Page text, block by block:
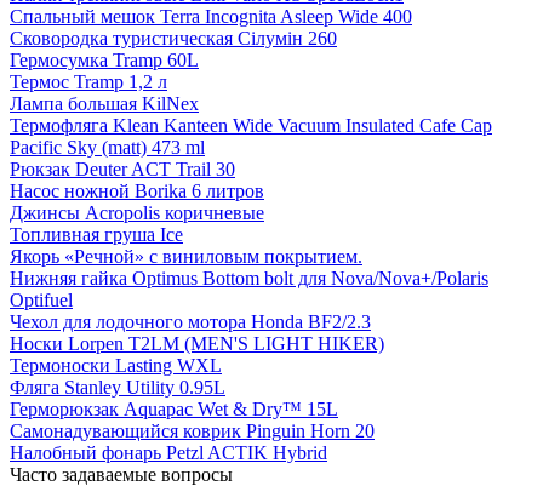
Спальный мешок Terra Incognita Asleep Wide 400
Сковородка туристическая Сілумін 260
Гермосумка Tramp 60L
Термос Tramp 1,2 л
Лампа большая KilNex
Термофляга Klean Kanteen Wide Vacuum Insulated Cafe Cap
Pacific Sky (matt) 473 ml
Рюкзак Deuter ACT Trail 30
Насос ножной Borika 6 литров
Джинсы Acropolis коричневые
Топливная груша Ice
Якорь «Речной» с виниловым покрытием.
Нижняя гайка Optimus Bottom bolt для Nova/Nova+/Polaris
Optifuel
Чехол для лодочного мотора Honda BF2/2.3
Носки Lorpen T2LM (MEN'S LIGHT HIKER)
Термоноски Lasting WXL
Фляга Stanley Utility 0.95L
Герморюкзак Aquapac Wet & Dry™ 15L
Самонадувающийся коврик Pinguin Horn 20
Налобный фонарь Petzl ACTIK Hybrid
Часто задаваемые вопросы